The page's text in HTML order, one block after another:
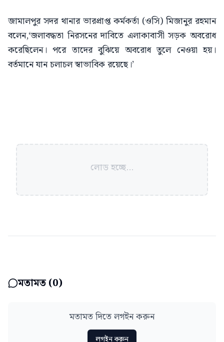
জামালপুর সদর থানার ভারপ্রাপ্ত কর্মকর্তা (ওসি) মিজানুর রহমান
বলেন,‘জলাবদ্ধতা নিরসনের দাবিতে এলাকাবাসী সড়ক অবরোধ
করেছিলেন। পরে তাদের বুঝিয়ে অবরোধ তুলে নেওয়া হয়।
বর্তমানে যান চলাচল স্বাভাবিক রয়েছে।’
লোড হচ্ছে...
মতামত (0)
মতামত দিতে লগইন করুন
লগইন করুন